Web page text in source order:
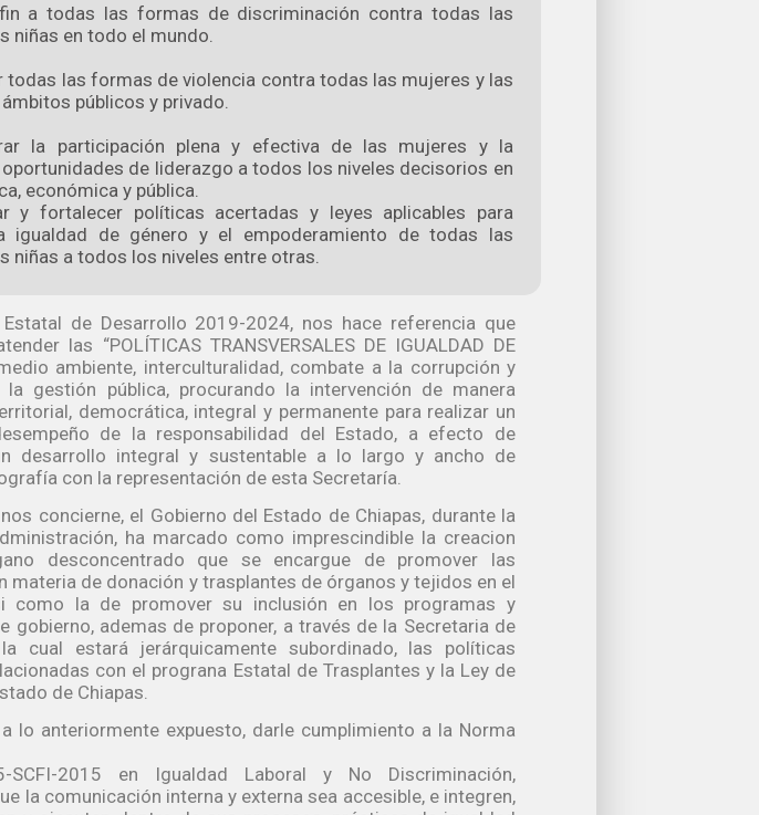
a todas las formas de discriminación contra todas las
niñas en todo el mundo.
todas las formas de violencia contra todas las mujeres y las
públicos y privado.
la participación plena y efectiva de las mujeres y la
de liderazgo a todos los niveles decisorios en
económica y pública.
y fortalecer políticas acertadas y leyes aplicables para
igualdad de género y el empoderamiento de todas las
niñas a todos los niveles entre otras.
de Desarrollo 2019-2024, nos hace referencia que
las “POLÍTICAS TRANSVERSALES DE IGUALDAD DE
medio ambiente, interculturalidad, combate a la corrupción y
gestión pública, procurando la intervención de manera
democrática, integral y permanente para realizar un
de la responsabilidad del Estado, a efecto de
desarrollo integral y sustentable a lo largo y ancho de
con la representación de esta Secretaría.
concierne, el Gobierno del Estado de Chiapas, durante la
ha marcado como imprescindible la creacion
desconcentrado que se encargue de promover las
materia de donación y trasplantes de órganos y tejidos en el
como la de promover su inclusión en los programas y
gobierno, ademas de proponer, a través de la Secretaria de
cual estará jerárquicamente subordinado, las políticas
con el prograna Estatal de Trasplantes y la Ley de
de Chiapas.
lo anteriormente expuesto, darle cumplimiento a la Norma
SCFI-2015 en Igualdad Laboral y No Discriminación,
la comunicación interna y externa sea accesible, e integren,